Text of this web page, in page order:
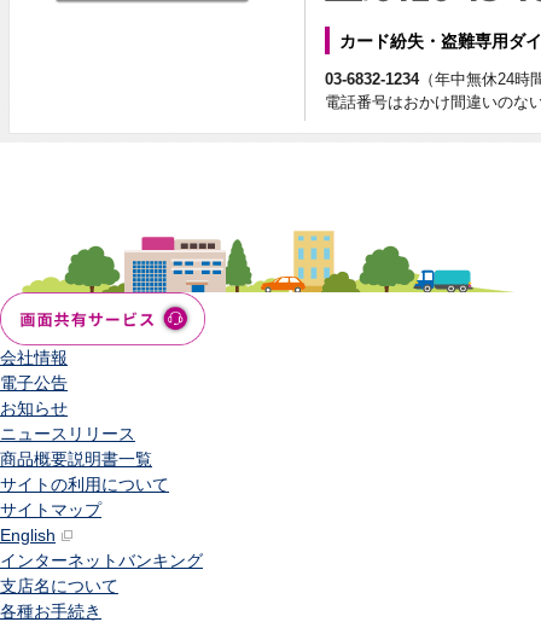
カード紛失・盗難専用ダ
03-6832-1234（年中無休24時
電話番号はおかけ間違いのな
会社情報
電子公告
お知らせ
ニュースリリース
商品概要説明書一覧
サイトの利用について
サイトマップ
English
インターネットバンキング
支店名について
各種お手続き